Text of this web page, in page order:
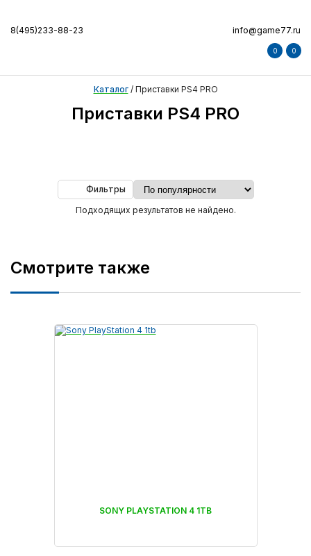
8(495)233-88-23 info@game77.ru
0 0
Каталог/ Приставки PS4 PRO
Приставки PS4 PRO
Фильтры
Подходящих результатов не найдено.
Смотрите также
SONY PLAYSTATION 4 1TB